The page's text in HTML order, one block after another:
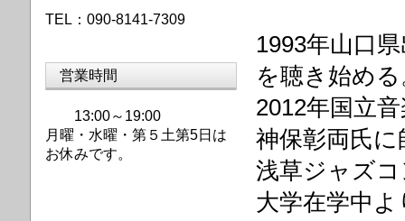
1993年山口
を聴き始め
2012年国立
神保彰両氏に
浅草ジャズ
大学在学中
TEL：090-8141-7309
営業時間
13:00～19:00
月曜・水曜・第 ５土第5日は
お休みです。